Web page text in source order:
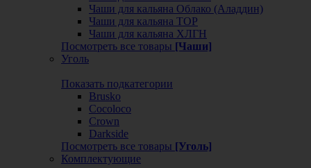
Чаши для кальяна Облако (Аладдин)
Чаши для кальяна ТОР
Чаши для кальяна ХЛГН
Посмотреть все товары [Чаши]
Уголь
Показать подкатегории
Brusko
Cocoloco
Crown
Darkside
Посмотреть все товары [Уголь]
Комплектующие